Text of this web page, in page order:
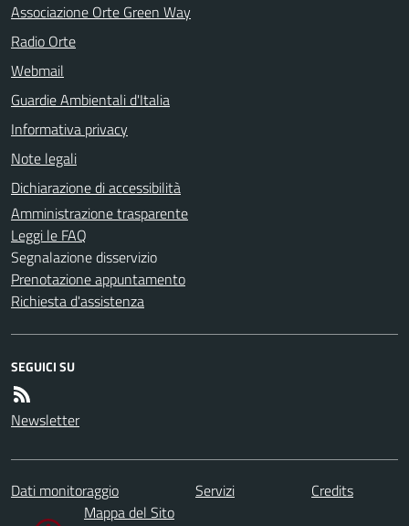
Associazione Orte Green Way
Radio Orte
Webmail
Guardie Ambientali d'Italia
Informativa privacy
Note legali
Dichiarazione di accessibilità
Amministrazione trasparente
Leggi le FAQ
Segnalazione disservizio
Prenotazione appuntamento
Richiesta d'assistenza
SEGUICI SU
Newsletter
Dati monitoraggio Servizi
Credits
Mappa del Sito